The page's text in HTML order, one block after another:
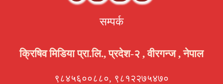
सम्पर्क
क्रिषिव मिडिया प्रा.लि., प्रदेश-२ , वीरगन्ज , नेपाल
९८४५६००८८०, ९८१२२७५४७०